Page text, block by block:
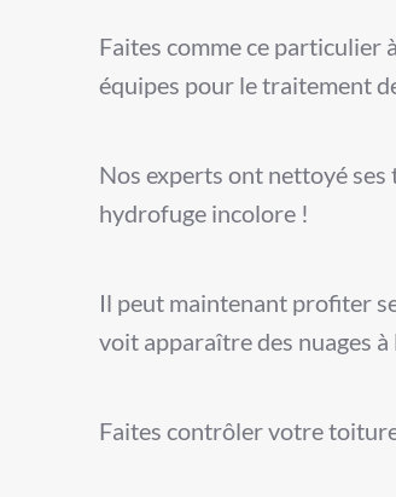
Faites comme ce particulier
équipes pour le traitement
Nos experts ont nettoyé
hydrofuge incolore !
Il peut maintenant profiter
voit apparaître des nuages à
Faites contrôler votre